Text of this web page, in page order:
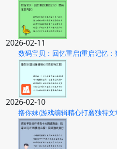
2026-02-11
数码宝贝：回忆重启(重启记忆
2026-02-10
撸你妹(游戏编辑精心打磨独特文